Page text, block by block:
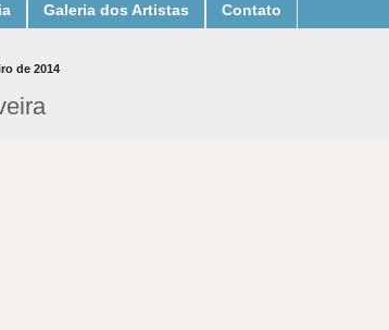
Galeria dos Artistas Contato
de 2014